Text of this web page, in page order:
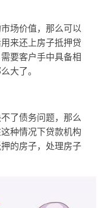
场价值，那么可以
来还上房子抵押贷
要客户手中具备相
大了。
了债务问题，那么
种情况下贷款机构
的房子，处理房子